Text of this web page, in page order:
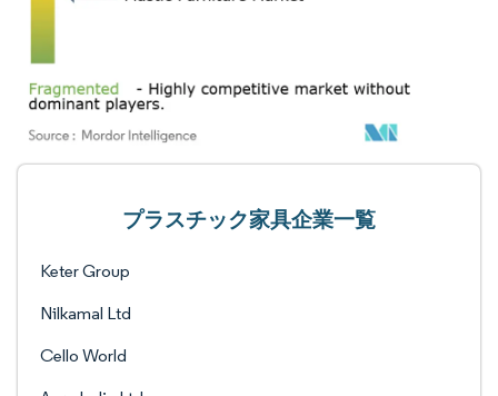
プラスチック家具企業一覧
Keter Group
Nilkamal Ltd
Cello World